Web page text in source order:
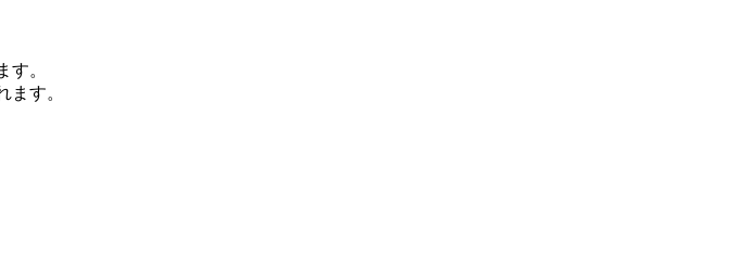
。
す。